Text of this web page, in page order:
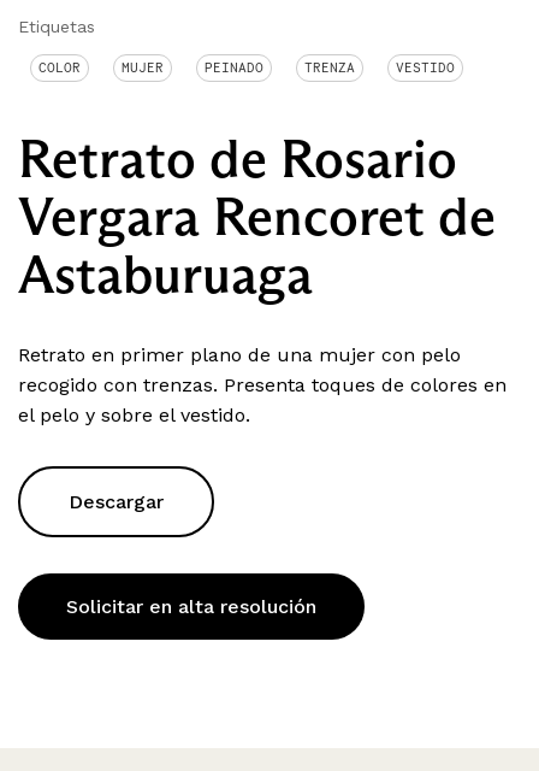
Etiquetas
COLOR MUJER PEINADO TRENZA VESTIDO
Retrato de Rosario
Vergara Rencoret de
Astaburuaga
Retrato en primer plano de una mujer con pelo
recogido con trenzas. Presenta toques de colores en
el pelo y sobre el vestido.
Descargar
Solicitar en alta resolución